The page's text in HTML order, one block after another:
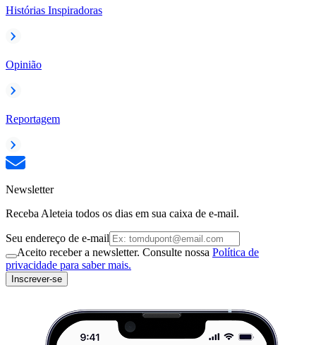
Histórias Inspiradoras
Opinião
Reportagem
Newsletter
Receba Aleteia todos os dias em sua caixa de e-mail.
Seu endereço de e-mail
Aceito receber a newsletter. Consulte nossa Política de
privacidade para saber mais.
Inscrever-se